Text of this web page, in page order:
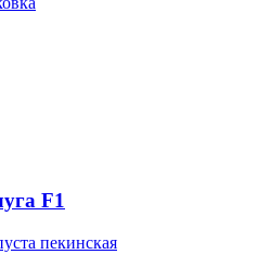
F1
пекинская